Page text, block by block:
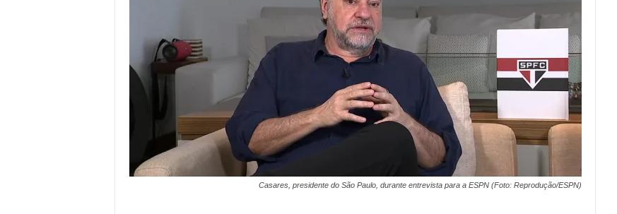
Casares, presidente do São Paulo, durante entrevista para a ESPN (Foto: Reprodução/ESPN)